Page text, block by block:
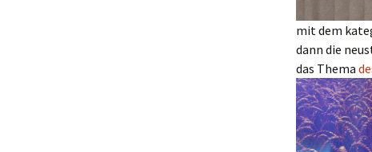
mit dem
dann die
das Thema